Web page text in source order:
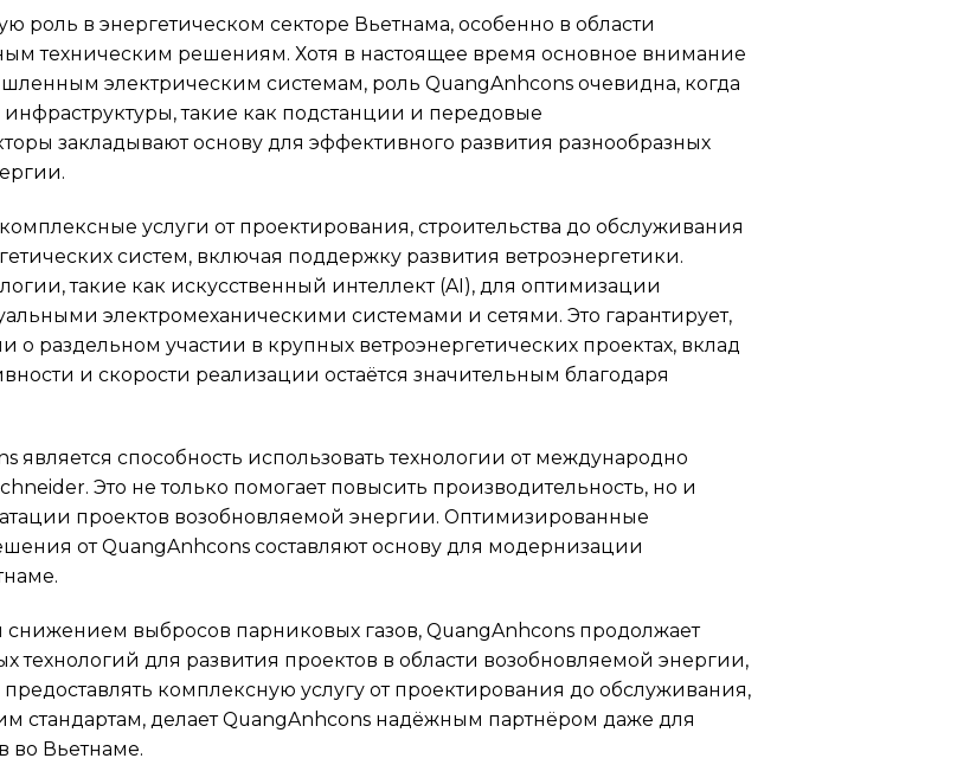
роль в энергетическом секторе Вьетнама, особенно в области
техническим решениям. Хотя в настоящее время основное внимание
электрическим системам, роль QuangAnhcons очевидна, когда
такие как подстанции и передовые
закладывают основу для эффективного развития разнообразных
услуги от проектирования, строительства до обслуживания
систем, включая поддержку развития ветроэнергетики.
такие как искусственный интеллект (AI), для оптимизации
электромеханическими системами и сетями. Это гарантирует,
о раздельном участии в крупных ветроэнергетических проектах, вклад
и скорости реализации остаётся значительным благодаря
способность использовать технологии от международно
Это не только помогает повысить производительность, но и
проектов возобновляемой энергии. Оптимизированные
от QuangAnhcons составляют основу для модернизации
выбросов парниковых газов, QuangAnhcons продолжает
для развития проектов в области возобновляемой энергии,
комплексную услугу от проектирования до обслуживания,
стандартам, делает QuangAnhcons надёжным партнёром даже для
во Вьетнаме.